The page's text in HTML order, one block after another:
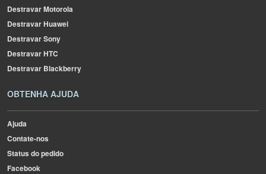
Destravar Motorola
Destravar Huawei
Destravar Sony
Destravar HTC
Destravar Blackberry
OBTENHA AJUDA
Ajuda
Contate-nos
Status do pedido
Facebook